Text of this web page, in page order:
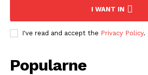
I WANT IN
I've read and accept the Privacy Policy.
Popularne